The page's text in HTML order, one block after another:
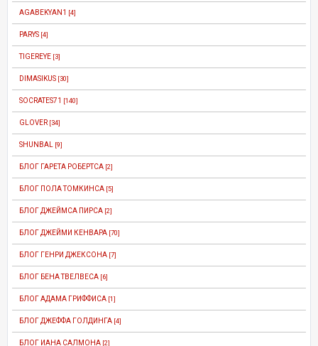
AGABEKYAN1 [4]
PARYS [4]
TIGEREYE [3]
DIMASIKUS [30]
SOCRATES71 [140]
GLOVER [34]
SHUNBAL [9]
БЛОГ ГАРЕТА РОБЕРТСА [2]
БЛОГ ПОЛА ТОМКИНСА [5]
БЛОГ ДЖЕЙМСА ПИРСА [2]
БЛОГ ДЖЕЙМИ КЕНВАРА [70]
БЛОГ ГЕНРИ ДЖЕКСОНА [7]
БЛОГ БЕНА ТВЕЛВЕСА [6]
БЛОГ АДАМА ГРИФФИСА [1]
БЛОГ ДЖЕФФА ГОЛДИНГА [4]
БЛОГ ИАНА САЛМОНА [2]